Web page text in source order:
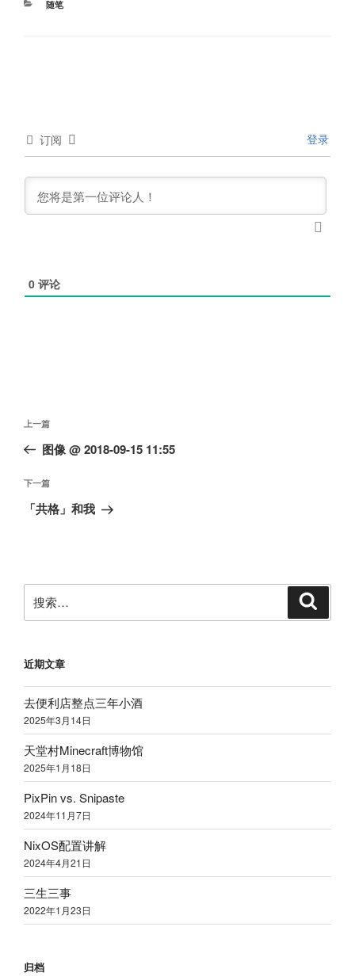
分
随笔
订阅 登录
0 评论
文
导
航
上
一
文
章
上一篇
图像 @ 2018-09-15 11:55
下
一
下一篇
「共格」和我
索：
近期文章
去便利店整点三年小酒
2025年3月14日
天堂村Minecraft博物馆
2025年1 月18日
PixPin vs. Snipaste
2024年11 月7日
NixOS配置讲解
2024年4月21 日
三生三事
2022年1 月23日
归档